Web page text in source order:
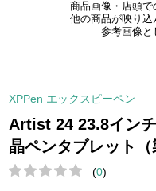
商品画像・店頭で
他の商品が映り込
参考画像と
XPPen エックスピーペン
Artist 24 23.8イン
晶ペンタブレット（
(0)